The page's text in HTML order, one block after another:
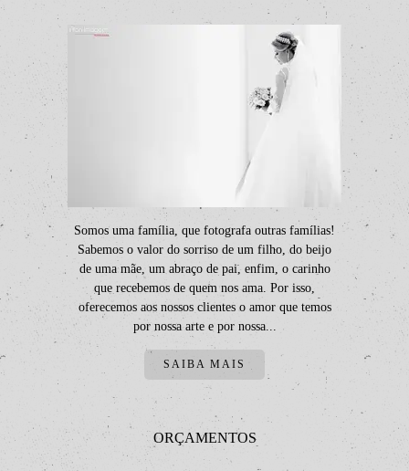
Somos uma família, que fotografa outras famílias!
Sabemos o valor do sorriso de um filho, do beijo
de uma mãe, um abraço de pai, enfim, o carinho
que recebemos de quem nos ama. Por isso,
oferecemos aos nossos clientes o amor que temos
por nossa arte e por nossa...
SAIBA MAIS
ORÇAMENTOS